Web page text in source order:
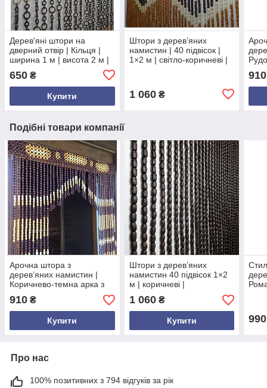
Дерев'яні штори на
дверний отвір | Кільця |
ширина 1 м | висота 2 м |
різнокольорові
650 ₴
Купити
Штори з дерев’яних
намистин | 40 підвісок |
1×2 м | світло-коричневі |
1 060₴
910
Подібні товари компанії
Арочна штора з
дерев’яних намистин |
Коричнево-темна арка з
намистинами | 100×200
см | декоративна фіранка
910 ₴
Купити
Штори з дерев’яних
намистин 40 підвісок 1×2
м | коричневі |
дверний отвір
1 060₴
Купити 990
Про нас
100% позитивних з 794 відгуків за рік